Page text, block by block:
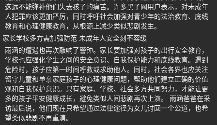
这远不能弥补他们失去孩子的痛苦。许多黑子网用户表示，对未成年
人犯罪应该更加严厉，同时呼吁社会加强对青少年的法治教育、底线
教育和心理健康教育，从根源上减少类似悲剧发生。
家长学校多方需加强防范 未成年人安全刻不容缓
雨涵的遭遇也再次敲响了警钟。家长要加强对孩子的出行安全教育，
学校也应强化学生之间的安全意识、自我保护能力和底线教育。遇到
危险时，孩子应第一时间呼救或求助他人。同时，社会各界也应关注
留守儿童和单亲家庭孩子的心理健康问题，帮助他们建立正确的价值
观和自我保护意识。只有家庭、学校、社会多方共同努力，才能让更
多的孩子平安健康成长，避免类似人间悲剧再次上演。 雨涵爸爸在采
访最后说，他们现在只希望通过法律途径为女儿讨回一个公道，也希
望类似悲剧不再重演。